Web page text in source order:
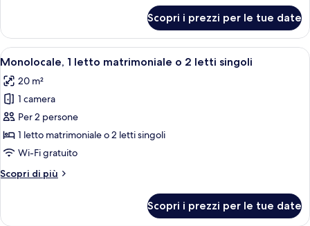
1
camera
da
Scopri i prezzi per le tue date
Apri
tutte
le
foto
per
Monolocale,
1
matrimoniale
Un letto con biancheria bianca e
7
Monolocale, 1 letto matrimoniale o 2 letti singoli
20 m²
1 camera
Per 2 persone
1 letto matrimoniale o 2 letti singoli
Wi-Fi gratuito
Scopri di più
Altri
1
Scopri i prezzi per le tue date